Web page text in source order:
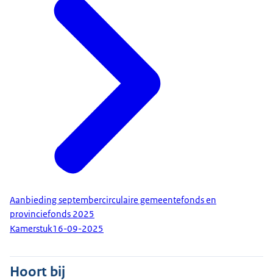
Aanbieding septembercirculaire gemeentefonds en
provinciefonds 2025
Kamerstuk16-09-2025
Hoort bij